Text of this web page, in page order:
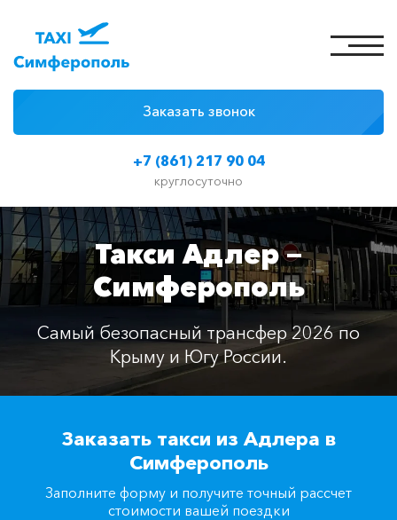
+7 (861) 217 90 04
круглосуточно
Заказать звонок
Цены на такси
Классы автомобилей
Отзывы
Контакты
Заказать такси
Такси Адлер —
Симферополь
Самый безопасный трансфер 2026 по
Крыму и Югу России.
Заказать такси из Адлера в
Симферополь
Заполните форму и получите точный рассчет
стоимости вашей поездки